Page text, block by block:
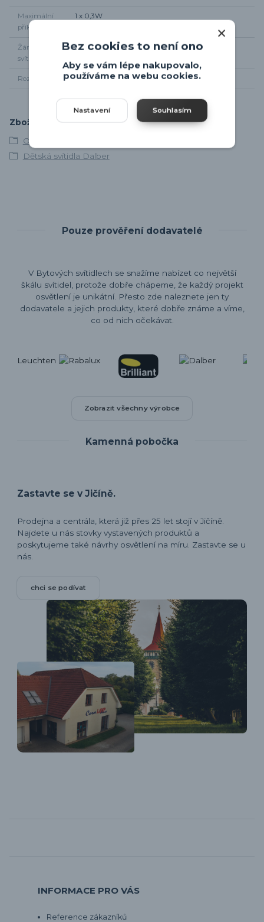
Maximální
příkon
1 x 0,3W
Žárovky součástí
svítidla
Ano
Rozměr svítidla Výška 14cm, šířka 8cm
Zboží zařazeno v kategoriích
Osvětlení dětského pokoje
Dětská svítidla Dalber
Pouze prověření dodavatelé
V Bytových svítidlech se snažíme nabízet co největší
škálu svítidel, protože dobře chápeme, že každý projekt
osvětlení je unikátní. Přesto zde naleznete jen ty
dodavatele a jejich produkty, které dobře známe a víme,
co od nich očekávat.
Zobrazit všechny výrobce
Kamenná pobočka
Zastavte se v Jičíně.
Prodejna a centrála, která již přes 25 let stojí v Jičíně.
Najdete u nás stovky vystavených produktů a
poskytujeme také návrhy osvětlení na míru. Zastavte se u
nás.
chci se podívat
INFORMACE PRO VÁS
Reference zákazníků
Bez cookies to není ono
Aby se vám lépe nakupovalo,
používáme na webu cookies.
Nastavení Souhlasím